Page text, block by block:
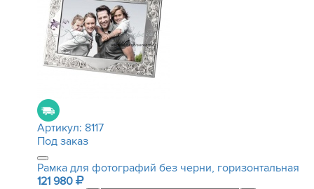
Артикул: 8117
Под заказ
Рамка для фотографий без черни, горизонтальная
121 980